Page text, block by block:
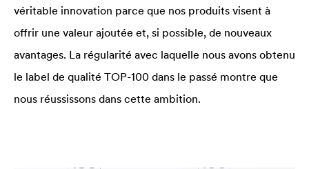
véritable innovation parce que nos produits visent à
offrir une valeur ajoutée et, si possible, de nouveaux
avantages. La régularité avec laquelle nous avons obtenu
le label de qualité TOP-100 dans le passé montre que
nous réussissons dans cette ambition.